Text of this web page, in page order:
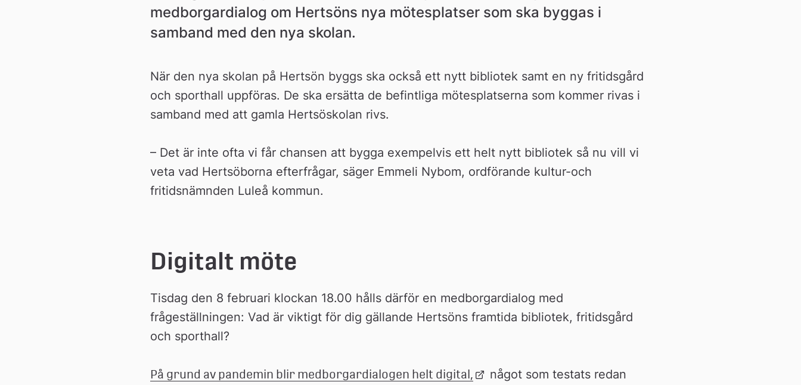
medborgardialog om Hertsöns nya mötesplatser som ska byggas i
samband med den nya skolan.
När den nya skolan på Hertsön byggs ska också ett nytt bibliotek samt en ny fritidsgård
och sporthall uppföras. De ska ersätta de befintliga mötesplatserna som kommer rivas i
samband med att gamla Hertsöskolan rivs.
– Det är inte ofta vi får chansen att bygga exempelvis ett helt nytt bibliotek så nu vill vi
veta vad Hertsöborna efterfrågar, säger Emmeli Nybom, ordförande kultur-och
fritidsnämnden Luleå kommun.
Digitalt möte
Tisdag den 8 februari klockan 18.00 hålls därför en medborgardialog med
frågeställningen: Vad är viktigt för dig gällande Hertsöns framtida bibliotek, fritidsgård
och sporthall?
På grund av pandemin blir medborgardialogen helt digital, Länk något som testats redan